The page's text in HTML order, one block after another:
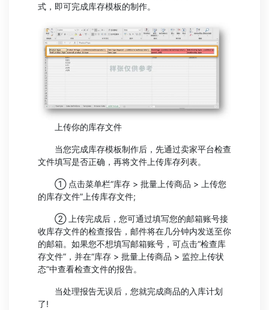
式，即可完成库存模板的制作。
上传你的库存文件
当您完成库存模板制作后，先通过卖家平台检查
文件填写是否正确，再将文件上传库存列表。
① 点击菜单栏“库存 > 批量上传商品 > 上传您
的库存文件”上传库存文件;
② 上传完成后，您可通过填写您的邮箱账号接
收库存文件的检查报告，邮件将在几分钟内发送至你
的邮箱。如果您不想填写邮箱账号，可点击“检查库
存文件”，并在“库存 > 批量上传商品 > 监控上传状
态”中查看检查文件的报告。
当处理报告无误后，您就完成商品的入库计划
了!